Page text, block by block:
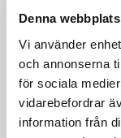
Denna
Vi använder
och annonserna
för sociala
vidarebefordrar
information från